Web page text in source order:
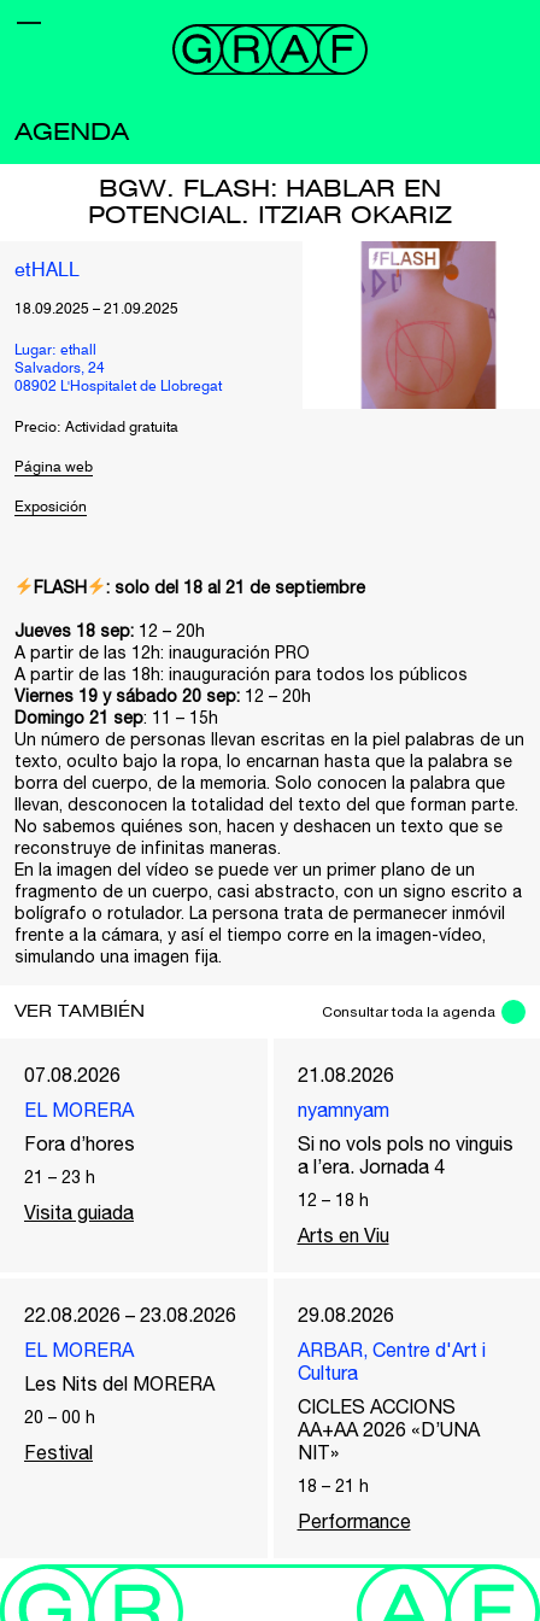
AGENDA
BGW. FLASH: HABLAR EN
POTENCIAL. ITZIAR OKARIZ
etHALL
18.09.2025 – 21.09.2025
Lugar: ethall
Salvadors, 24
08902 L'Hospitalet de Llobregat
Precio: Actividad gratuita
Página web
Exposición
FLASH : solo del 18 al 21 de septiembre
Jueves 18 sep: 12 – 20h
A partir de las 12h: inauguración PRO
A partir de las 18h: inauguración para todos los públicos
Viernes 19 y sábado 20 sep: 12 – 20h
Domingo 21 sep: 11 – 15h
Un número de personas llevan escritas en la piel palabras de un
texto, oculto bajo la ropa, lo encarnan hasta que la palabra se
borra del cuerpo, de la memoria. Solo conocen la palabra que
llevan, desconocen la totalidad del texto del que forman parte.
No sabemos quiénes son, hacen y deshacen un texto que se
reconstruye de infinitas maneras.
En la imagen del vídeo se puede ver un primer plano de un
fragmento de un cuerpo, casi abstracto, con un signo escrito a
bolígrafo o rotulador. La persona trata de permanecer inmóvil
frente a la cámara, y así el tiempo corre en la imagen-vídeo,
simulando una imagen fija.
VER TAMBIÉN Consultar toda la agenda
07.08.2026
EL MORERA
Fora d’hores
21 – 23 h
Visita guiada
21.08.2026
nyamnyam
Si no vols pols no vinguis
a l’era. Jornada 4
12 – 18 h
Arts en Viu
22.08.2026 – 23.08.2026
EL MORERA
Les Nits del MORERA
20 – 00 h
Festival
29.08.2026
ARBAR, Centre d'Art i
Cultura
CICLES ACCIONS
AA+AA 2026 «D’UNA
NIT»
18 – 21 h
Performance